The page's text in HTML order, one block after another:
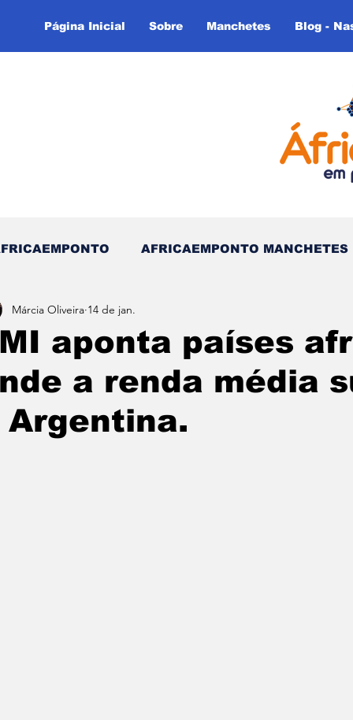
Página Inicial Sobre Manchetes Blog -
AFRICAEMPONTO MANCHETES
do Tempo - (Blog)
aponta países
a renda média
Argentina.
Márcia Oliveira 14 de jan.